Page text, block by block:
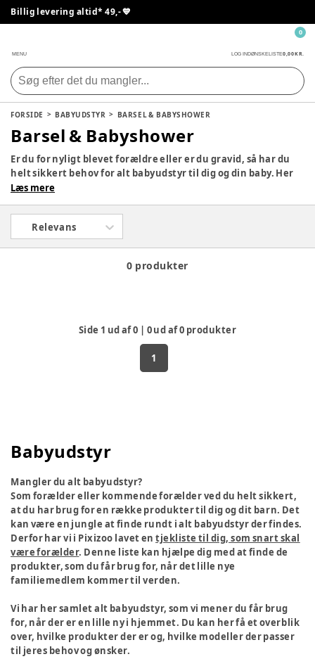
Billig levering altid* 49,- 💙
MENU LOG INDØNSKELISTE0,00 KR.
0
FORSIDE BABYUDSTYR BARSEL & BABYSHOWER
Barsel & Babyshower
Er du for nyligt blevet forældre eller er du gravid, så har du
helt sikkert behov for alt babyudstyr til dig og din baby. Her
er der alt hvad I har brug for, hvad enten du er gravid eller
som vil være nyttige når I er hjemme eller på farten.
Læs mere
Relevans
0 produkter
Side 1 ud af0 | 0ud af0 produkter
1
Babyudstyr
Mangler du alt babyudstyr?
Som forælder eller kommende forælder ved du helt sikkert,
at du har brug for en række produkter til dig og dit barn. Det
kan være en jungle at finde rundt i alt babyudstyr der findes.
Derfor har vi i Pixizoo lavet entjekliste til dig, som snart skal
være forælder. Denne liste kan hjælpe dig med at finde de
produkter, som du får brug for, når det lille nye
familiemedlem kommer til verden.
Vi har her samlet alt babyudstyr, som vi mener du får brug
for, når der er en lille ny i hjemmet. Du kan her få et overblik
over, hvilke produkter der er og, hvilke modeller der passer
til jeres behov og ønsker.